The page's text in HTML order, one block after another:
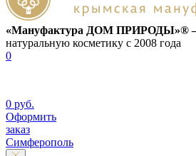
«Мануфактура ДОМ ПРИРОДЫ»®
натуральную косметику с 2008 года
0
0 руб.
Оформить
заказ
Симферополь